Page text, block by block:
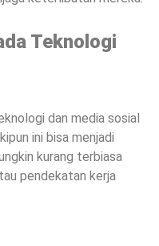
Teknologi
dan media sosial
ini bisa menjadi
kurang terbiasa
pendekatan kerja